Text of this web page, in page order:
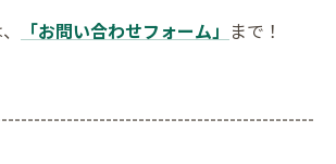
「お問い合わせフォーム」 まで！